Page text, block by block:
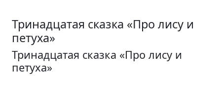
Тринадцатая сказка «Про лису и
петуха»
Тринадцатая сказка «Про лису и
петуха»